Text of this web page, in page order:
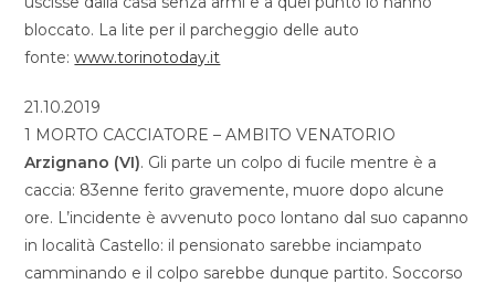
bloccato. La lite per il parcheggio delle auto
fonte:www.torinotoday.it
21.10.2019
1 MORTO CACCIATORE – AMBITO VENATORIO
Arzignano (VI). Gli parte un colpo di fucile mentre è a
caccia: 83enne ferito gravemente, muore dopo alcune
ore. L’incidente è avvenuto poco lontano dal suo capanno
in località Castello: il pensionato sarebbe inciampato
camminando e il colpo sarebbe dunque partito. Soccorso